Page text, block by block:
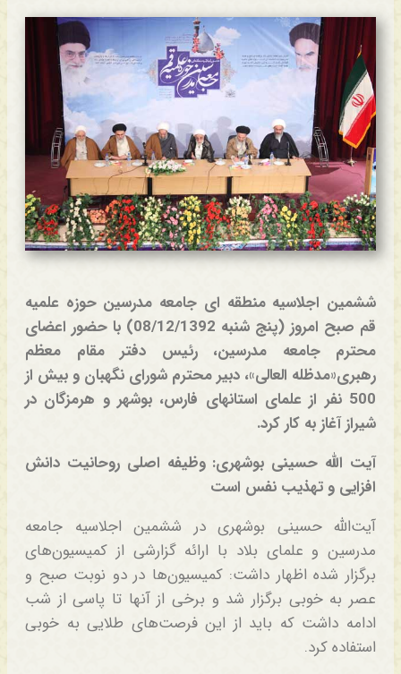
ششمین اجلاسیه منطقه ای جامعه مدرسین حوزه علمیه
قم صبح امروز (پنج شنبه 08/12/1392) با حضور اعضای
محترم جامعه مدرسین، رئیس دفتر مقام معظم
رهبری«مدظله العالی»، دبیر محترم شورای نگهبان و بیش از
500 نفر از علمای استانهای فارس، بوشهر و هرمزگان در
شیراز آغاز به کار کرد.
آیت الله حسینی بوشهری: وظیفه اصلی روحانیت دانش
افزایی و تهذیب نفس است
آیت‌الله حسینی بوشهری در ششمین اجلاسیه جامعه
مدرسین و علمای بلاد با ارائه گزارشی از کمیسیون‌های
برگزار شده اظهار داشت: کمیسیون‌ها در دو نوبت صبح و
عصر به خوبی برگزار شد و برخی از آنها تا پاسی از شب
ادامه داشت که باید از این فرصت‌های طلایی به خوبی
استفاده کرد.